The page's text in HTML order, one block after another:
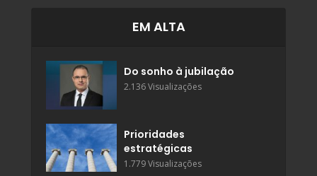
EM ALTA
Do sonho à jubilação
2.136 Visualizações
Prioridades
estratégicas
1.779 Visualizações